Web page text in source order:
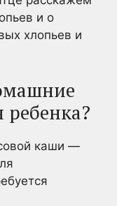
и о
хлопьев и
ребенка?
каши —